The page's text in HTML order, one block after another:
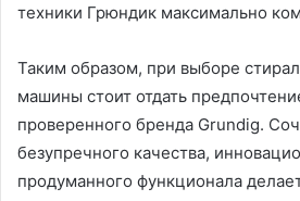
техники Грюндик максимально
Таким образом, при выборе
машины стоит отдать
проверенного бренда Grundig.
безупречного качества,
продуманного функционала